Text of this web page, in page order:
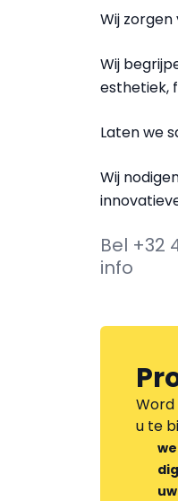
Wij
Wij
esthetiek,
Laten we
Wij
Bel +32
info
u te